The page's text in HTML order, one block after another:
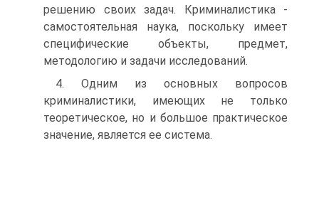
решению своих задач. Криминалистика -
самостоятельная наука, поскольку имеет
специфические объекты, предмет,
методологию и задачи исследований.
4. Одним из основных вопросов
криминалистики, имеющих не только
теоретическое, но и большое практическое
значение, является ее система.